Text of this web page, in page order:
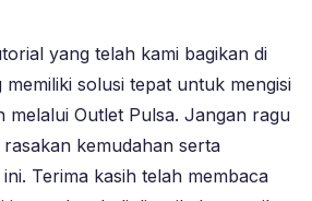
yang telah kami bagikan di
solusi tepat untuk mengisi
melalui Outlet Pulsa. Jangan ragu
kemudahan serta
Terima kasih telah membaca